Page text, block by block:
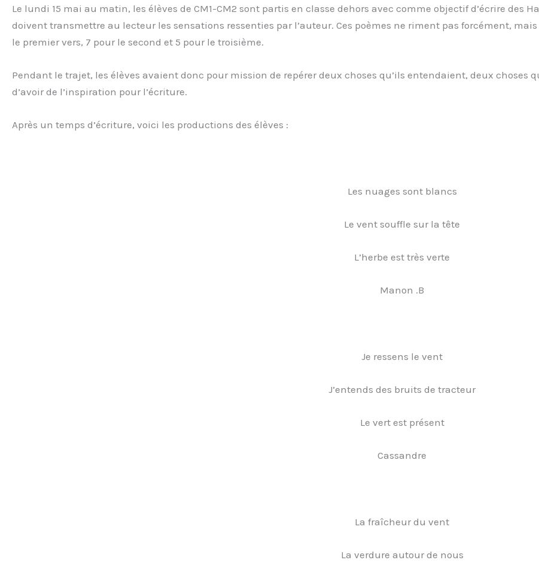
Le lundi 15 mai au matin, les élèves de CM1-CM2 sont partis en classe dehors avec comme objectif d’écrire des
doivent transmettre au lecteur les sensations ressenties par l’auteur. Ces poèmes ne riment pas forcément,
le premier vers, 7 pour le second et 5 pour le troisième.
Pendant le trajet, les élèves avaient donc pour mission de repérer deux choses qu’ils entendaient, deux choses
d’avoir de l’inspiration pour l’écriture.
Après un temps d’écriture, voici les productions des élèves :
Les nuages sont blancs
Le vent souffle sur la tête
L’herbe est très verte
Manon .B
Je ressens le vent
J’entends des bruits de tracteur
Le vert est présent
Cassandre
La fraîcheur du vent
La verdure autour de nous